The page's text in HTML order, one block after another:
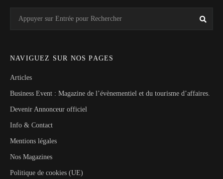
for:
NAVIGUEZ SUR NOS PAGES
Articles
Business Event : Magazine de l’évènementiel et du tourisme d’affaires.
Devenir Annonceur officiel
Info & Contact
Mentions légales
Nos Magazines
Politique de cookies (UE)